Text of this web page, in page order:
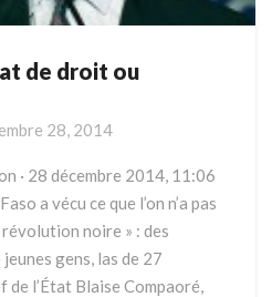
de droit ou
28, 2014
· 28 décembre 2014, 11:06
a vécu ce que l’on n’a pas
noire » : des
gens, las de 27
de l’État Blaise Compaoré,